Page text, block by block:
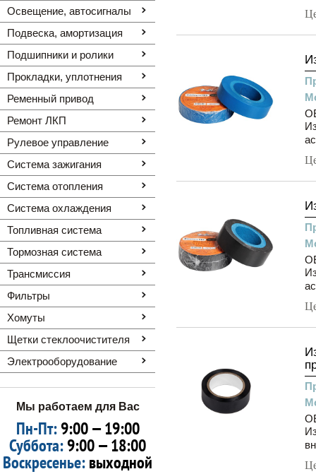
Освещение, автоcигналы
Подвеска, амортизация
Подшипники и ролики
Прокладки, уплотнения
Ременный привод
Ремонт ЛКП
Рулевое управление
Система зажигания
Система отопления
Система охлаждения
Топливная система
Тормозная система
Трансмиссия
Фильтры
Хомуты
Щетки стеклоочистителя
Электрооборудование
Мы работаем для Вас
Пн-Пт:9:00 — 19:00
Суббота:9:00 — 18:00
Воскресенье:выходной